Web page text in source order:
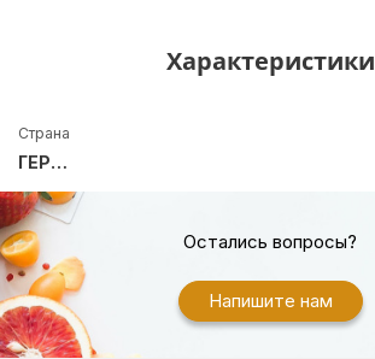
Характеристики
Страна
ГЕРМАНИЯ
Остались вопросы?
Напишите нам